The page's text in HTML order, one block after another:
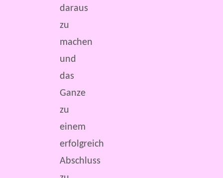
daraus
zu
machen
und
das
Ganze
zu
einem
erfolgreich
Abschluss